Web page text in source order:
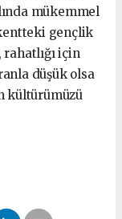
mükemmel
gençlik
için
düşük olsa
kültürümüzü